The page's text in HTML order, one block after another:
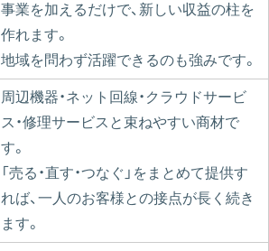
事業を加えるだけで、新しい収益の柱を
作れます。
地域を問わず活躍できるのも強みです。
周辺機器・ネット回線・クラウドサービ
ス・修理サービスと束ねやすい商材で
す。
「売る・直す・つなぐ」をまとめて提供す
れば、一人のお客様との接点が長く続き
ます。